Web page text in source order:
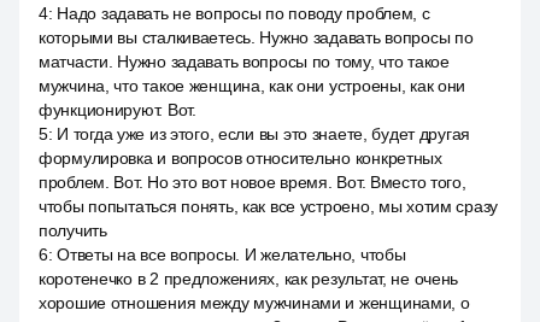
4: Надо задавать не вопросы по поводу проблем, с
которыми вы сталкиваетесь. Нужно задавать вопросы по
матчасти. Нужно задавать вопросы по тому, что такое
мужчина, что такое женщина, как они устроены, как они
функционируют. Вот.
5: И тогда уже из этого, если вы это знаете, будет другая
формулировка и вопросов относительно конкретных
проблем. Вот. Но это вот новое время. Вот. Вместо того,
чтобы попытаться понять, как все устроено, мы хотим сразу
получить
6:Ответы на все вопросы. И желательно, чтобы
коротенечко в 2 предложениях, как результат, не очень
хорошие отношения между мужчинами и женщинами, о